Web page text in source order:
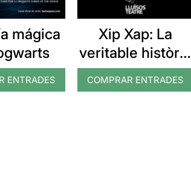
mágica
ENTRADES
Xip Xap: La
veritable història
dels tres
porquets
COMPRAR ENTRADES